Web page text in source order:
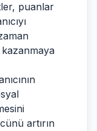
puanlar
artırın